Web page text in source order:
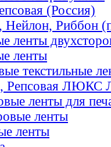
(Россия)
Риббон
ленты
ленты
текстильные
Репсовая ЛЮКС
ленты для
ленты
ленты